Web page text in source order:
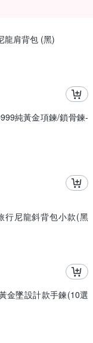
龍肩背包 (黑)
純黃金項鍊/鎖骨鍊-
行尼龍斜背包小款(黑
金墜設計款手鍊(10選